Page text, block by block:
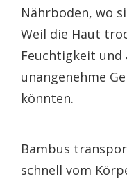
Nährboden, wo
Weil die Haut
Feuchtigkeit und
unangenehme
könnten.
Bambus
schnell vom